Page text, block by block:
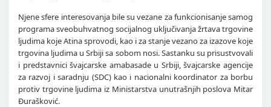
Njene sfere interesovanja bile su vezane za funkcionisanje samog
programa sveobuhvatnog socijalnog uključivanja žrtava trgovine
ljudima koje Atina sprovodi, kao i za stanje vezano za izazove koje
trgovina ljudima u Srbiji sa sobom nosi. Sastanku su prisustvovali
i predstavnici švajcarske amabasade u Srbiji, švajcarske agencije
za razvoj i saradnju (SDC) kao i nacionalni koordinator za borbu
protiv trgovine ljudima iz Ministarstva unutrašnjih poslova Mitar
Đurašković.